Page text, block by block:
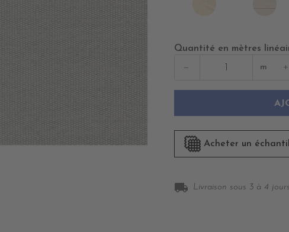
Quantité en mètres
− m +
Acheter un
local_shipping Livraison sous 3 à 4